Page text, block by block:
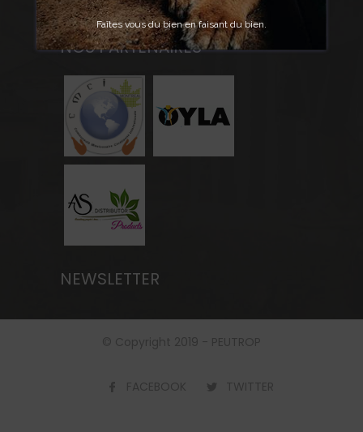
NOS PARTENAIRES
NEWSLETTER
© Copyright 2019 - PEUTROP
FACEBOOK TWITTER
Faîtes vous du bien en faisant du bien.